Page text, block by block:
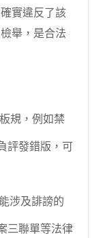
實違反了該
舉，是合法
規，例如禁
評發錯版，可
涉及誹謗的
三聯單等法律